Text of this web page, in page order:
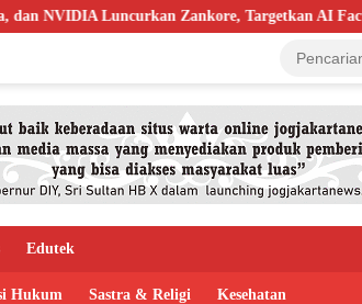
Zankore, Targetkan AI Factory 1 GW
Edutek
Hukum Sastra & Religi Kesehatan